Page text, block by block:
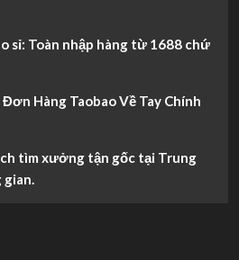
sỉ: Toàn nhập hàng từ 1688 chứ
Hàng Taobao Về Tay Chính
tìm xưởng tận gốc tại Trung
gian.